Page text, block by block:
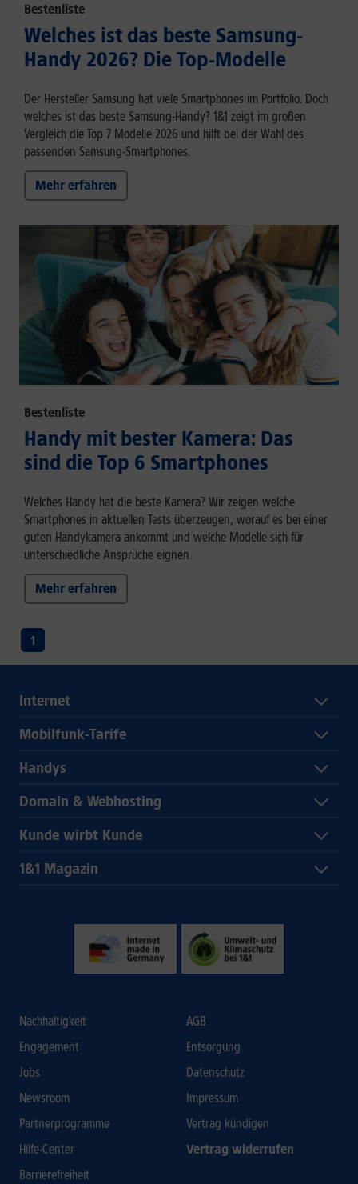
Bestenliste
Welches ist das beste Samsung-
Handy 2026? Die Top-Modelle
Der Hersteller Samsung hat viele Smartphones im Portfolio. Doch
welches ist das beste Samsung-Handy? 1&1 zeigt im großen
Vergleich die Top 7 Modelle 2026 und hilft bei der Wahl des
passenden Samsung-Smartphones.
Mehr erfahren
Bestenliste
Handy mit bester Kamera: Das
sind die Top 6 Smartphones
Welches Handy hat die beste Kamera? Wir zeigen welche
Smartphones in aktuellen Tests überzeugen, worauf es bei einer
guten Handykamera ankommt und welche Modelle sich für
unterschiedliche Ansprüche eignen.
Mehr erfahren
1
Internet
Mobilfunk-Tarife
Handys
Domain & Webhosting
Kunde wirbt Kunde
1&1 Magazin
Nachhaltigkeit
Engagement
Jobs
Newsroom
Partnerprogramme
Hilfe-Center
Barrierefreiheit
AGB
Entsorgung
Datenschutz
Impressum
Vertrag kündigen
Vertrag widerrufen